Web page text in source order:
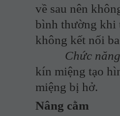
về sau nên
bình thường khi
không kết nối
Chức năng
kín miệng tạo
miệng bị hở.
Nâng cằm